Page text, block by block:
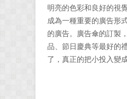
明亮的色彩和良好的視
成為一種重要的廣告形
的廣告。廣告傘的訂製
品、節日慶典等最好的
了，真正的把小投入變